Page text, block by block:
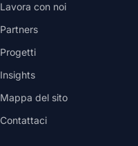
Lavora con noi
Partners
Progetti
Insights
Mappa del sito
Contattaci